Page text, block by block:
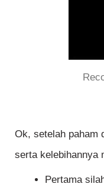
Ok, setelah paham
serta kelebihannya
Pertama